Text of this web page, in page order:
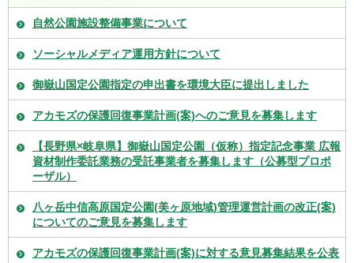
自然公園施設整備事業について
ソーシャルメディア運用方針について
御嶽山国定公園指定の申出書を環境大臣に提出しました
アカモズの保護回復事業計画(案)へのご意見を募集します
【長野県×岐阜県】御嶽山国定公園（仮称）指定記念事業 広報
資材制作委託業務の受託事業者を募集します（公募型プロポ
ーザル）
八ヶ岳中信高原国定公園(美ヶ原地域)管理運営計画の改正(案)
についてのご意見を募集します
アカモズの保護回復事業計画(案)に対する意見募集結果を公表